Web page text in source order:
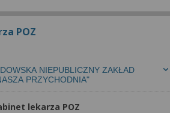
POZ
NIEPUBLICZNY ZAKŁAD
PRZYCHODNIA"
lekarza POZ